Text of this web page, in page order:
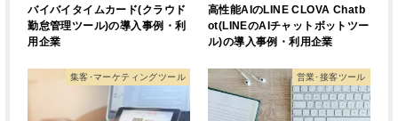
バイバイタイムカード(クラウド
勤怠管理ツール)の導入事例・利
用企業
高性能AIのLINE CLOVA Chatb
ot(LINEのAIチャットボットツー
ル)の導入事例・利用企業
集客･マーケティングツール 営業･接客ツール